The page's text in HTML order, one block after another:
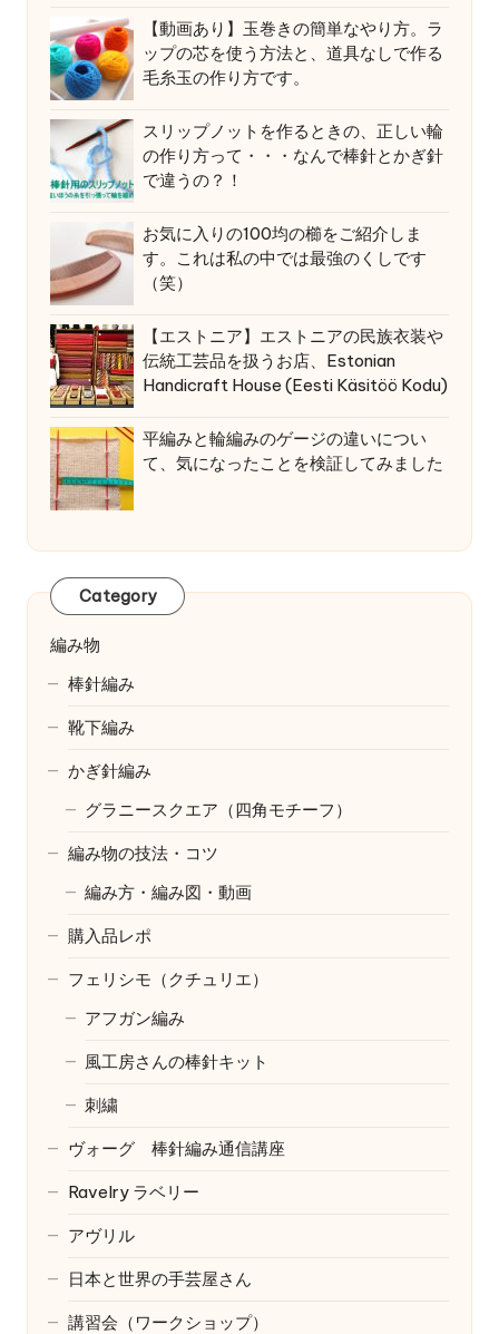
【動画あり】玉巻きの簡単なやり方。ラ
ップの芯を使う方法と、道具なしで作る
毛糸玉の作り方です。
スリップノットを作るときの、正しい輪
の作り方って・・・なんで棒針とかぎ針
で違うの？！
お気に入りの100均の櫛をご紹介しま
す。これは私の中では最強のくしです
（笑）
【エストニア】エストニアの民族衣装や
伝統工芸品を扱うお店、Estonian
Handicraft House (Eesti Käsitöö Kodu)
平編みと輪編みのゲージの違いについ
て、気になったことを検証してみました
Category
編み物
棒針編み
靴下編み
かぎ針編み
グラニースクエア（四角モチーフ）
編み物の技法・コツ
編み方・編み図・動画
購入品レポ
フェリシモ（クチュリエ）
アフガン編み
風工房さんの棒針キット
刺繍
ヴォーグ 棒針編み通信講座
Ravelry ラベリー
アヴリル
日本と世界の手芸屋さん
講習会（ワークショップ）